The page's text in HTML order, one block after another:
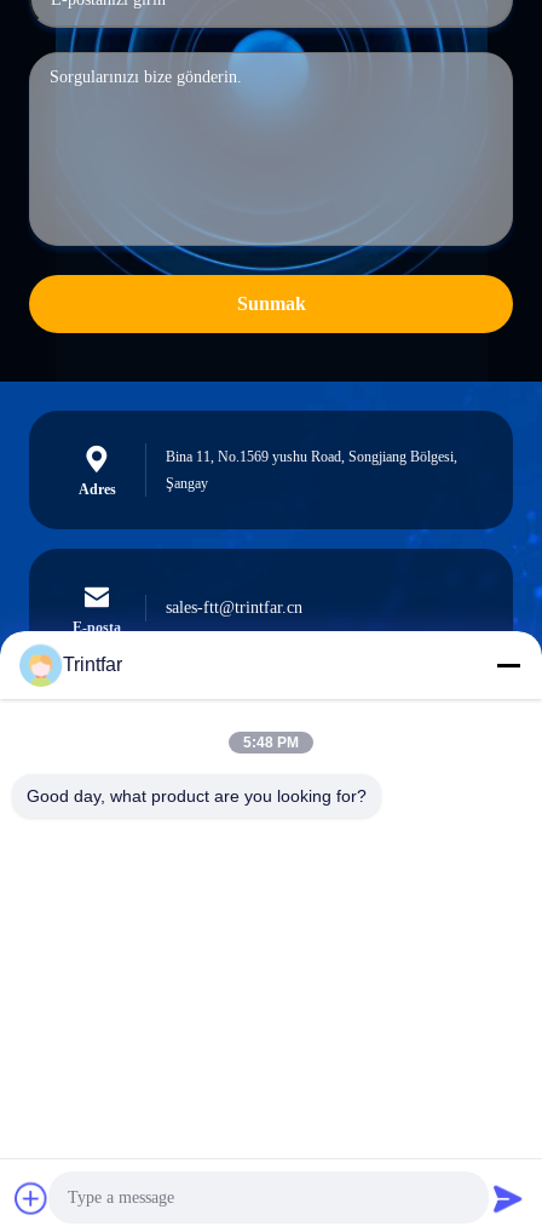
Sunmak
Adres
Bina 11, No.1569 yushu Road, Songjiang Bölgesi,
Şangay
E-posta
sales-ftt@trintfar.cn
0086- 15216883036
Trintfar
5:48 PM
Good day, what product are you looking for?